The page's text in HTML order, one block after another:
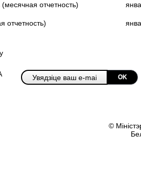
отчетность)
отчетность)
OK
©